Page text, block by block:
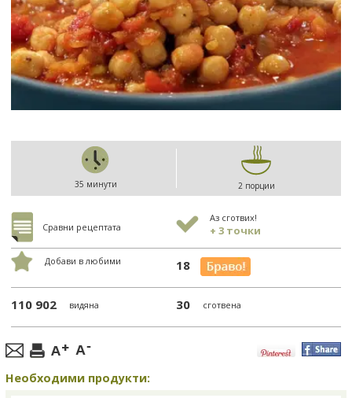
35 минути 2 порции
Сравни рецептата
Аз сготвих!
+ 3 точки
Добави в любими 18
110 902 видяна 30 сготвена
Необходими продукти: